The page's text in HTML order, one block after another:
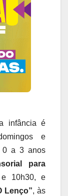
infância é
e
0 a 3 anos
para
10h30, e
Lenço”, às